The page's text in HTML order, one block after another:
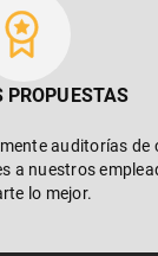
PROPUESTAS
auditorías de
a nuestros
lo mejor.